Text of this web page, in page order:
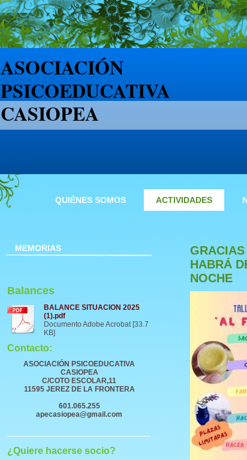
ASOCIACIÓN
PSICOEDUCATIVA
CASIOPEA
QUIÉNES SOMOS ACTIVIDADES
HABRÁ
NOCHE
MEMORIAS
Balances
BALANCE SITUACION 2025
(1).pdf
Documento Adobe Acrobat [33.7
KB]
Contacto:
ASOCIACIÓN PSICOEDUCATIVA
CASIOPEA
C/COTO ESCOLAR,11
11595 JEREZ DE LA FRONTERA
601.065.255
apecasiopea@gmail.com
¿Quiere hacerse socio?